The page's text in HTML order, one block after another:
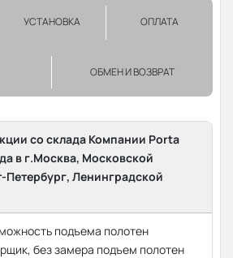
УСТАНОВКА ОПЛАТА
ОБМЕН И ВОЗВРАТ
со склада Компании Porta
в г.Москва, Московской
Петербург, Ленинградской
подъема полотен
без замера подъем полотен